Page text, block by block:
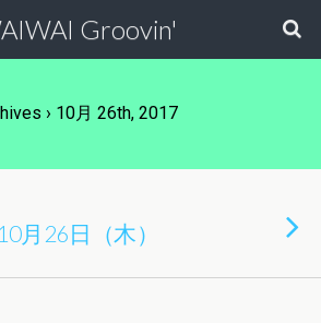
Groovin'
› 10月 26th, 2017
26日（木）